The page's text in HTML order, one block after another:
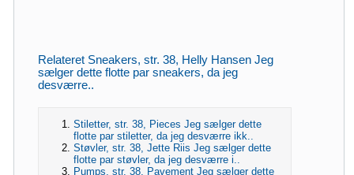
Relateret Sneakers, str. 38, Helly Hansen Jeg
sælger dette flotte par sneakers, da jeg
desværre..
Stiletter, str. 38, Pieces Jeg sælger dette
flotte par stiletter, da jeg desværre ikk..
Støvler, str. 38, Jette Riis Jeg sælger dette
flotte par støvler, da jeg desværre i..
Pumps, str. 38, Pavement Jeg sælger dette